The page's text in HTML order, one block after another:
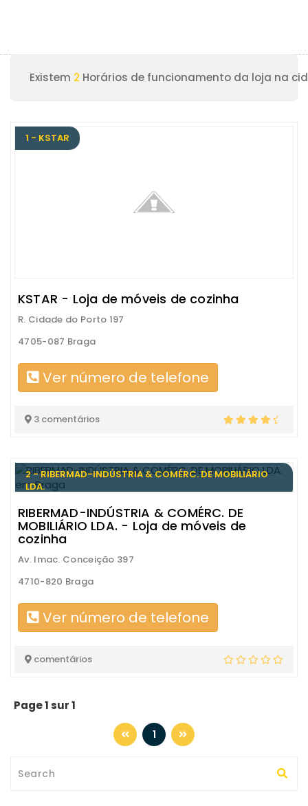
Existem 2 Horários de funcionamento da loja na
1 - KSTAR
KSTAR - Loja de móveis de cozinha
R. Cidade do Porto 197
4705-087 Braga
Ver número de telefone
3 comentários
2 - RIBERMAD-INDÚSTRIA & COMÉRC. DE MOBILIÁRIO
LDA.
RIBERMAD-INDÚSTRIA & COMÉRC. DE
MOBILIÁRIO LDA. - Loja de móveis de
cozinha
Av. Imac. Conceição 397
4710-820 Braga
Ver número de telefone
comentários
Page 1 sur 1
1